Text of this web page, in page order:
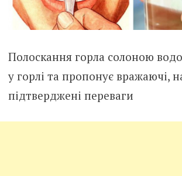
Полоскання горла солоною
у горлі та пропонує вражаючі,
підтверджені переваги